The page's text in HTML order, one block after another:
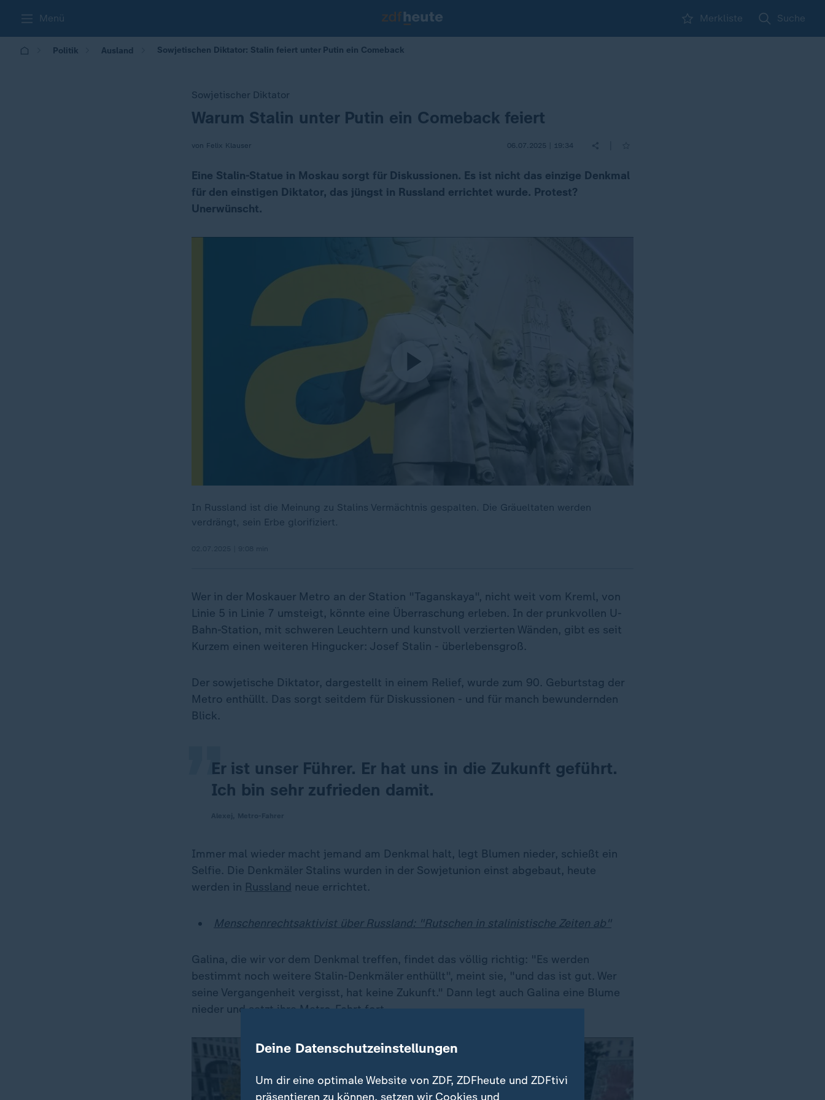
Menü Merkliste Suche
Politik Ausland Sowjetischen Diktator: Stalin feiert unter Putin ein Comeback
Sowjetischer Diktator
:
Warum Stalin unter Putin ein Comeback feiert
von Felix Klauser 06.07.2025 | 19:34
Eine Stalin-Statue in Moskau sorgt für Diskussionen. Es ist nicht das einzige Denkmal
für den einstigen Diktator, das jüngst in Russland errichtet wurde. Protest?
Unerwünscht.
In Russland ist die Meinung zu Stalins Vermächtnis gespalten. Die Gräueltaten werden
verdrängt, sein Erbe glorifiziert.
Wer in der Moskauer Metro an der Station "Taganskaya", nicht weit vom Kreml, von
Linie 5 in Linie 7 umsteigt, könnte eine Überraschung erleben. In der prunkvollen U-
Bahn-Station, mit schweren Leuchtern und kunstvoll verzierten Wänden, gibt es seit
Kurzem einen weiteren Hingucker: Josef Stalin - überlebensgroß.
Der sowjetische Diktator, dargestellt in einem Relief, wurde zum 90. Geburtstag der
Metro enthüllt. Das sorgt seitdem für Diskussionen - und für manch bewundernden
Blick.
Er ist unser Führer. Er hat uns in die Zukunft geführt.
Ich bin sehr zufrieden damit.
„
Immer mal wieder macht jemand am Denkmal halt, legt Blumen nieder, schießt ein
Selfie. Die Denkmäler Stalins wurden in der Sowjetunion einst abgebaut, heute
werden in Russland neue errichtet.
Menschenrechtsaktivist über Russland: "Rutschen in stalinistische Zeiten ab"
Galina, die wir vor dem Denkmal treffen, findet das völlig richtig: "Es werden
bestimmt noch weitere Stalin-Denkmäler enthüllt", meint sie, "und das ist gut. Wer
seine Vergangenheit vergisst, hat keine Zukunft." Dann legt auch Galina eine Blume
nieder und setzt ihre Metro-Fahrt fort.
Deine Datenschutzeinstellungen
Um dir eine optimale Website von ZDF, ZDFheute und ZDFtivi
präsentieren zu können, setzen wir Cookies und